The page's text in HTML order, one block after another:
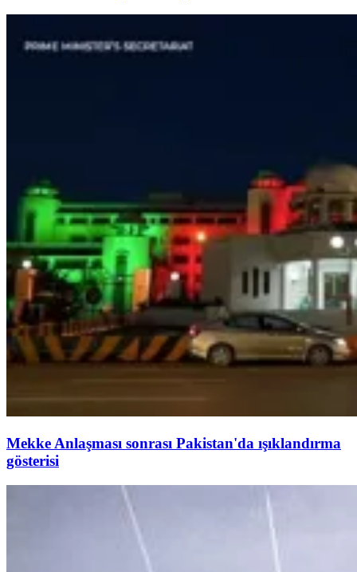
Mekke Anlaşması sonrası Pakistan'da ışıklandırma
gösterisi